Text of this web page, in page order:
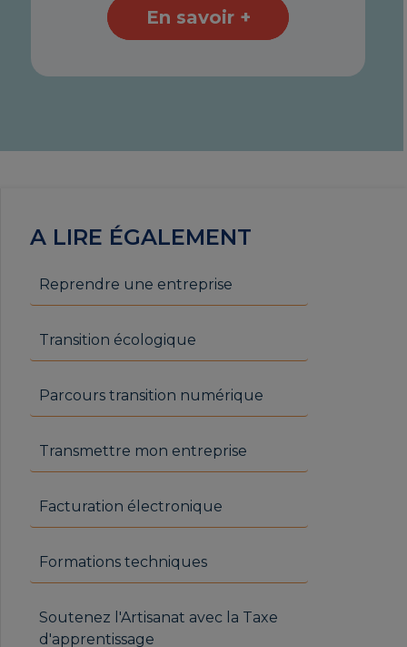
En savoir +
A LIRE ÉGALEMENT
Reprendre une entreprise
Transition écologique
Parcours transition numérique
Transmettre mon entreprise
Facturation électronique
Formations techniques
Soutenez l'Artisanat avec la Taxe
d'apprentissage